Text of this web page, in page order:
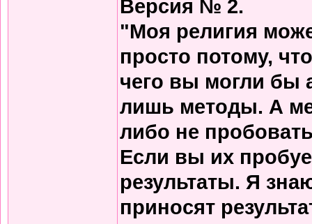
Версия № 2.
"Моя религия
просто потому,
чего вы могли бы
лишь методы. А
либо не
Если вы их
результаты. Я
приносят